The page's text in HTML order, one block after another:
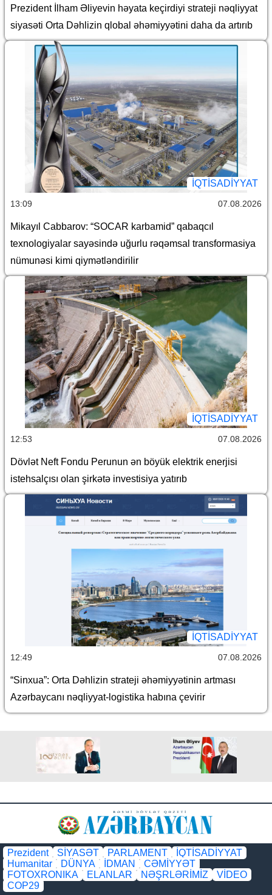
Prezident İlham Əliyevin həyata keçirdiyi strateji nəqliyyat
siyasəti Orta Dəhlizin qlobal əhəmiyyətini daha da artırıb
İQTİSADİYYAT
13:09 07.08.2026
Mikayıl Cabbarov: “SOCAR karbamid” qabaqcıl
texnologiyalar sayəsində uğurlu rəqəmsal transformasiya
nümunəsi kimi qiymətləndirilir
İQTİSADİYYAT
12:53 07.08.2026
Dövlət Neft Fondu Perunun ən böyük elektrik enerjisi
istehsalçısı olan şirkətə investisiya yatırıb
İQTİSADİYYAT
12:49 07.08.2026
“Sinxua”: Orta Dəhlizin strateji əhəmiyyətinin artması
Azərbaycanı nəqliyyat-logistika habına çevirir
Prezident SİYASƏT PARLAMENT
İQTİSADİYYAT
Humanitar
DÜNYA İDMAN
CƏMİYYƏT
FOTOXRONIKA
ELANLAR NƏŞRLƏRİMİZ
VİDEO
COP29